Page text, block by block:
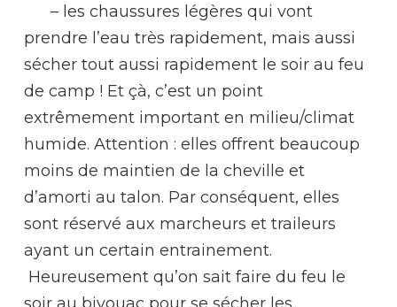
– les chaussures légères qui vont
prendre l’eau très rapidement, mais aussi
sécher tout aussi rapidement le soir au feu
de camp ! Et çà, c’est un point
extrêmement important en milieu/climat
humide. Attention : elles offrent beaucoup
moins de maintien de la cheville et
d’amorti au talon. Par conséquent, elles
sont réservé aux marcheurs et traileurs
ayant un certain entrainement.
Heureusement qu’on sait faire du feu le
soir au bivouac pour se sécher les